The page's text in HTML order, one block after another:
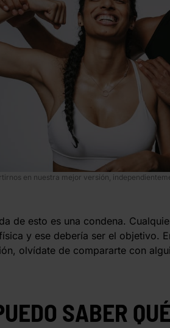
en nuestra mejor versión,
de esto es una condena.
y ese debería ser el objetivo.
olvídate de compararte con
SABER